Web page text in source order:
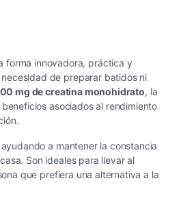
forma innovadora, práctica y
de preparar batidos ni
mg de creatina monohidrato, la
asociados al rendimiento
a mantener la constancia
Son ideales para llevar al
que prefiera una alternativa a la